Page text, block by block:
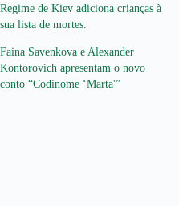
Regime de Kiev adiciona crianças à
sua lista de mortes.
Faina Savenkova e Alexander
Kontorovich apresentam o novo
conto “Codinome ‘Marta'”